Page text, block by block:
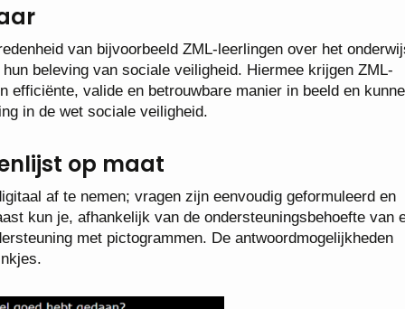
van bijvoorbeeld ZML-leerlingen over het
beleving van sociale veiligheid. Hiermee krijgen ZML-
efficiënte, valide en betrouwbare manier in beeld en
in de wet sociale veiligheid.
op maat
af te nemen; vragen zijn eenvoudig geformuleerd en
kun je, afhankelijk van de ondersteuningsbehoefte van
met pictogrammen. De antwoordmogelijkheden